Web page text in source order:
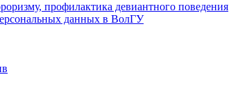
профилактика девиантного поведения
данных в ВолГУ